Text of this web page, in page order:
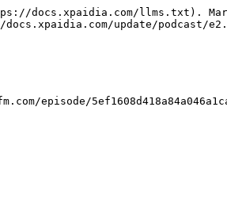
docs.xpaidia.com/llms.txt).
update/podcast/
episode/